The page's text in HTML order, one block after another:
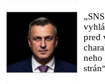
názor
pred
neho
strán“